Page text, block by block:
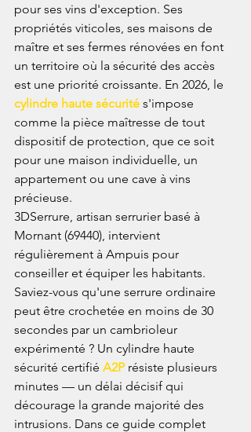
pour ses vins d'exception. Ses
propriétés viticoles, ses maisons de
maître et ses fermes rénovées en font
un territoire où la sécurité des accès
est une priorité croissante. En 2026, le
cylindre haute sécurité s'impose
comme la pièce maîtresse de tout
dispositif de protection, que ce soit
pour une maison individuelle, un
appartement ou une cave à vins
précieuse.
3DSerrure, artisan serrurier basé à
Mornant (69440), intervient
régulièrement à Ampuis pour
conseiller et équiper les habitants.
Saviez-vous qu'une serrure ordinaire
peut être crochetée en moins de 30
secondes par un cambrioleur
expérimenté ? Un cylindre haute
sécurité certifié A2P résiste plusieurs
minutes — un délai décisif qui
décourage la grande majorité des
intrusions. Dans ce guide complet